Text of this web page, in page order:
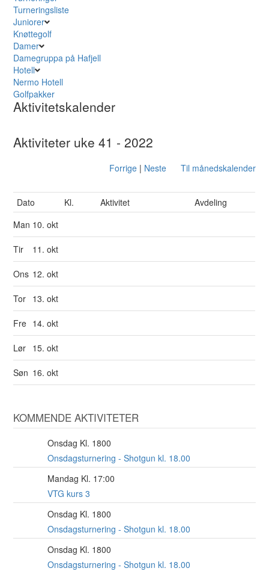
Turneringsliste
Juniorer
Knøttegolf
Damer
Damegruppa på Hafjell
Hotell
Nermo Hotell
Golfpakker
Aktivitetskalender
Aktiviteter uke 41 - 2022
Forrige| Neste Til månedskalender
Dato Kl. Aktivitet
Avdeling
Man 10. okt
Tir 11. okt
Ons 12. okt
Tor 13. okt
Fre 14. okt
Lør 15. okt
Søn 16. okt
KOMMENDE AKTIVITETER
Onsdag Kl. 1800
Onsdagsturnering - Shotgun kl. 18.00
Mandag Kl. 17:00
VTG kurs 3
Onsdag Kl. 1800
Onsdagsturnering - Shotgun kl. 18.00
Onsdag Kl. 1800
Onsdagsturnering - Shotgun kl. 18.00